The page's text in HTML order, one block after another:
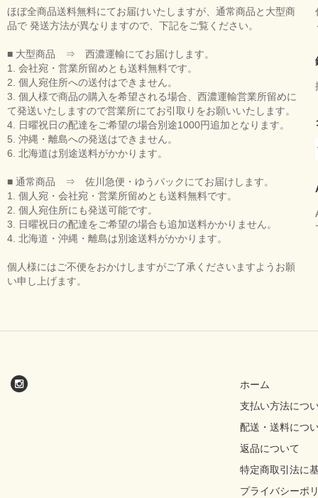
ほぼ全商品送料無料にてお届けいたしますが、通常商品と大型商
品で 発送方法が異なりますので、下記をご覧ください。
■ 大型商品 ⇒ 西濃運輸にてお届けします。
1. 会社宛・営業所留めとも送料無料です。
2. 個人宛住所への送付はできません。
3. 個人様で商品の購入を希望される場合、西濃運輸営業所留めに
て発送いたしますので営業所にてお引取りをお願いいたします。
4. 日曜祝日の配達をご希望の場合別途1000円追加となります。
5. 沖縄・離島への発送はできません。
6. 北海道は別途送料がかかります。
■ 通常商品 ⇒ 佐川急便・ゆうパックにてお届けします。
1. 個人宛・会社宛・営業所留めとも送料無料です。
2. 個人宛住所にも発送可能です。
3. 日曜祝日の配達をご希望の場合も追加送料かかりません。
4. 北海道・沖縄・離島は別途送料がかかります。
個人様にはご不便をおかけしますがご了承くださいますようお願
い申し上げます。
ホーム
支払い方法につ
配送・送料につ
返品について
特定商取引法に
プライバシーポ